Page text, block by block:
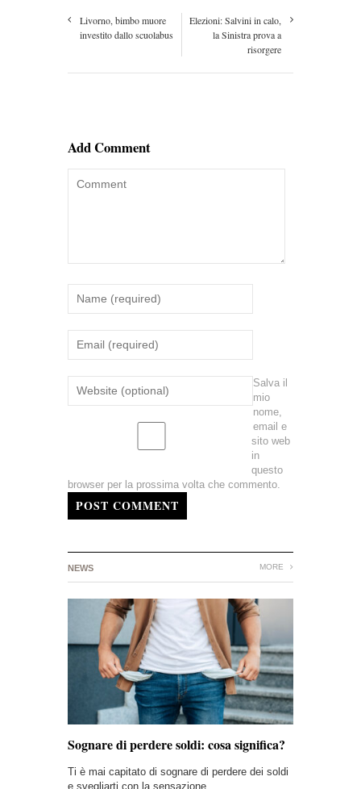
Livorno, bimbo muore
investito dallo scuolabus
Elezioni: Salvini in calo,
la Sinistra prova a
risorgere
Add Comment
Salva il
mio
nome,
email e
sito web
in
questo
browser per la prossima volta che commento.
POST COMMENT
NEWS MORE
Sognare di perdere soldi: cosa significa?
Ti è mai capitato di sognare di perdere dei soldi
e svegliarti con la sensazione…